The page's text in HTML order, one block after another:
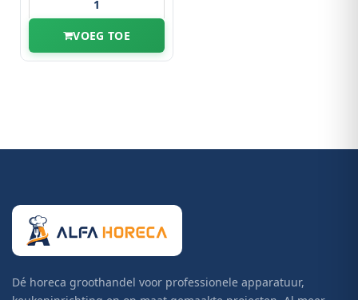
VOEG TOE
Dé horeca groothandel voor professionele apparatuur,